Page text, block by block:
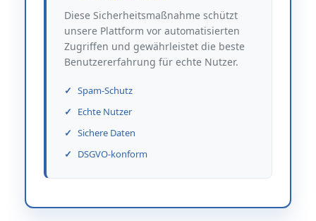
Diese Sicherheitsmaßnahme schützt
unsere Plattform vor automatisierten
Zugriffen und gewährleistet die beste
Benutzererfahrung für echte Nutzer.
Spam-Schutz
Echte Nutzer
Sichere Daten
DSGVO-konform